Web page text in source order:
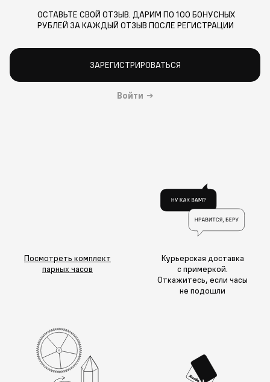
ОСТАВЬТЕ СВОЙ ОТЗЫВ. ДАРИМ ПО 100 БОНУСНЫХ
РУБЛЕЙ ЗА КАЖДЫЙ ОТЗЫВ ПОСЛЕ РЕГИСТРАЦИИ
ЗАРЕГИСТРИРОВАТЬСЯ
Войти →
Посмотреть комплект
парных часов
Курьерская доставка
с примеркой.
Откажитесь, если часы
не подошли